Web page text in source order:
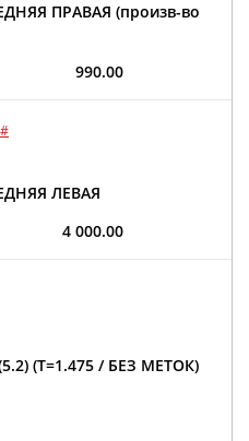
ПРАВАЯ (произв-во
990.00
ЛЕВАЯ
4 000.00
(Т=1.475 / БЕЗ МЕТОК)